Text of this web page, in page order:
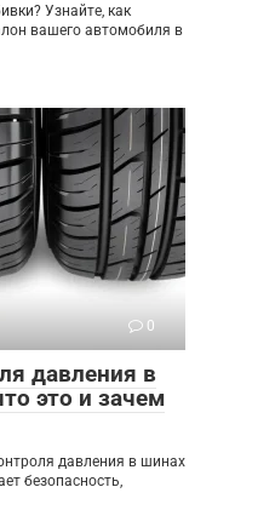
Узнайте, как
вашего автомобиля в
0
давления в
это и зачем
давления в шинах
безопасность,